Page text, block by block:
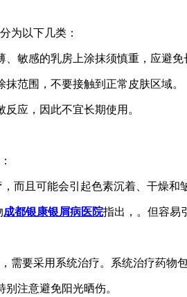
为以下几类：
敏感的乳房上涂抹须慎重，应避
范围，不要接触到正常皮肤区域。
应，因此不宜长期使用。
而且可能会引起色素沉着、干燥和
成都银康银屑病医院指出，。但容易
需要采用系统治疗。系统治疗药物包
注意避免阳光晒伤。